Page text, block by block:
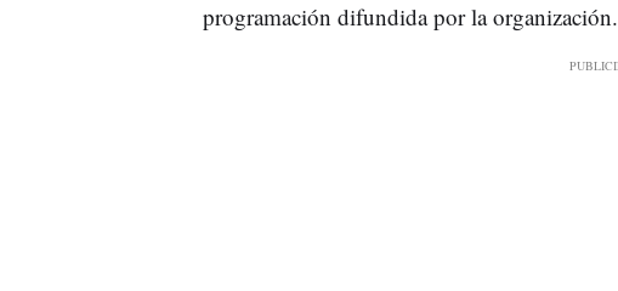
programación difundida por la organización.